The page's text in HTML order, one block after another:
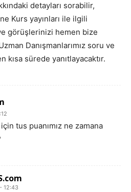
detayları sorabilir,
Kurs yayınları ile ilgili
görüşlerinizi hemen bize
Danışmanlarımız soru ve
kısa sürede yanıtlayacaktır.
tus puanımız ne zamana
12:43